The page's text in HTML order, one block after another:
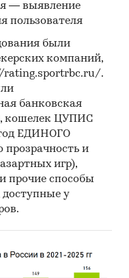
— выявление
пользователя
были
компаний,
rating.sportrbc.ru/.
банковская
кошелек ЦУПИС
ЕДИНОГО
прозрачность и
игр),
прочие способы
доступные у